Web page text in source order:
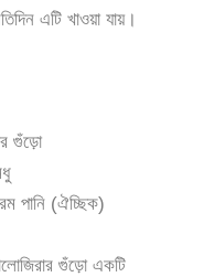
এটি খাওয়া যায়।
গুঁড়ো
পানি (ঐচ্ছিক)
গুঁড়ো একটি